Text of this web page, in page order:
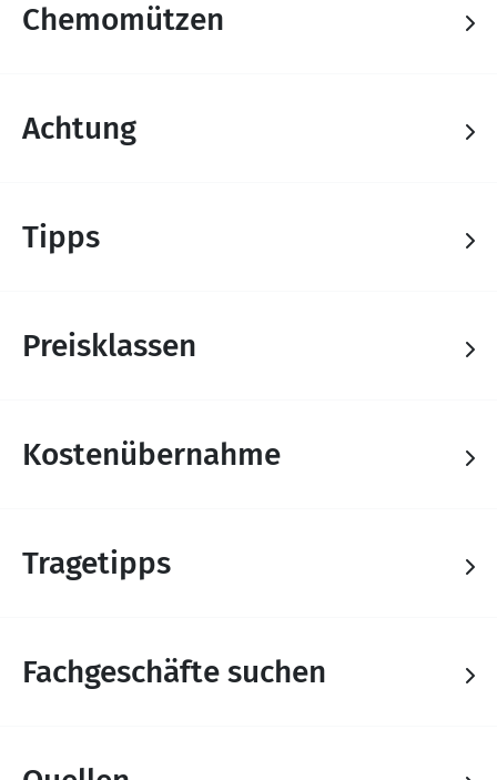
Chemomützen
Achtung
Tipps
Preisklassen
Kostenübernahme
Tragetipps
Fachgeschäfte suchen